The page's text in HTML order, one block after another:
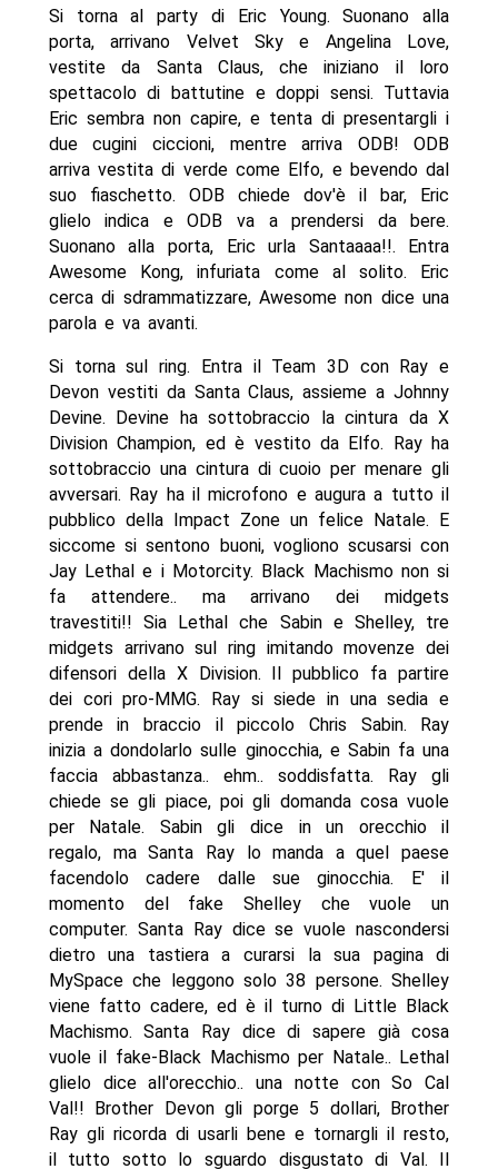
Si torna al party di Eric Young. Suonano alla
porta, arrivano Velvet Sky e Angelina Love,
vestite da Santa Claus, che iniziano il loro
spettacolo di battutine e doppi sensi. Tuttavia
Eric sembra non capire, e tenta di presentargli i
due cugini ciccioni, mentre arriva ODB! ODB
arriva vestita di verde come Elfo, e bevendo dal
suo fiaschetto. ODB chiede dov'è il bar, Eric
glielo indica e ODB va a prendersi da bere.
Suonano alla porta, Eric urla Santaaaa!!. Entra
Awesome Kong, infuriata come al solito. Eric
cerca di sdrammatizzare, Awesome non dice una
parola e va avanti.
Si torna sul ring. Entra il Team 3D con Ray e
Devon vestiti da Santa Claus, assieme a Johnny
Devine. Devine ha sottobraccio la cintura da X
Division Champion, ed è vestito da Elfo. Ray ha
sottobraccio una cintura di cuoio per menare gli
avversari. Ray ha il microfono e augura a tutto il
pubblico della Impact Zone un felice Natale. E
siccome si sentono buoni, vogliono scusarsi con
Jay Lethal e i Motorcity. Black Machismo non si
fa attendere.. ma arrivano dei midgets
travestiti!! Sia Lethal che Sabin e Shelley, tre
midgets arrivano sul ring imitando movenze dei
difensori della X Division. Il pubblico fa partire
dei cori pro-MMG. Ray si siede in una sedia e
prende in braccio il piccolo Chris Sabin. Ray
inizia a dondolarlo sulle ginocchia, e Sabin fa una
faccia abbastanza.. ehm.. soddisfatta. Ray gli
chiede se gli piace, poi gli domanda cosa vuole
per Natale. Sabin gli dice in un orecchio il
regalo, ma Santa Ray lo manda a quel paese
facendolo cadere dalle sue ginocchia. E' il
momento del fake Shelley che vuole un
computer. Santa Ray dice se vuole nascondersi
dietro una tastiera a curarsi la sua pagina di
MySpace che leggono solo 38 persone. Shelley
viene fatto cadere, ed è il turno di Little Black
Machismo. Santa Ray dice di sapere già cosa
vuole il fake-Black Machismo per Natale.. Lethal
glielo dice all'orecchio.. una notte con So Cal
Val!! Brother Devon gli porge 5 dollari, Brother
Ray gli ricorda di usarli bene e tornargli il resto,
il tutto sotto lo sguardo disgustato di Val. Il